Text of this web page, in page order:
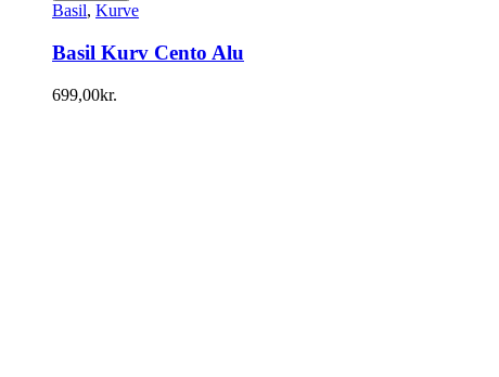
Basil, Kurve
Basil Kurv Cento Alu
699,00kr.